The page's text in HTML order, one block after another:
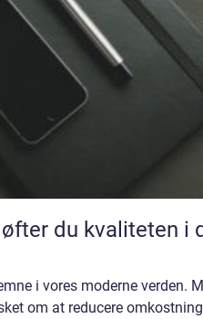
du kvaliteten i
i vores moderne verden.
om at reducere